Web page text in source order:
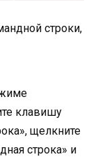
строки,
клавишу
щелкните
строка» и